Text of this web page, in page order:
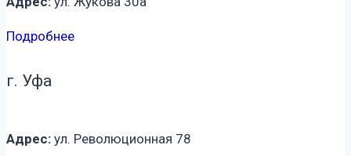
Подробнее
г. Уфа
Адрес: ул. Революционная 78